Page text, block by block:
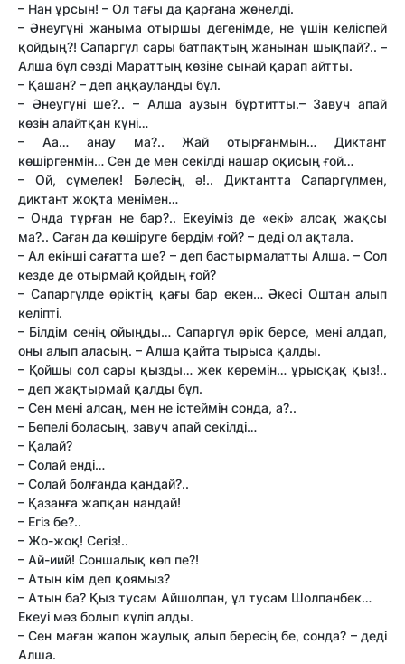
– Нан ұрсын! – Ол тағы да қарғана жөнелді.
– Әнеугүні жаныма отыршы дегенімде, не үшін келіспей
қойдың?! Сапаргүл сары батпақтың жанынан шықпай?.. –
Алша бұл сөзді Марат­тың көзіне сынай қарап айт­ты.
– Қашан? – деп аңқауланды бұл.
– Әнеугүні ше?.. – Алша аузын бұртит­ты.– Завуч апай
көзін алайтқан күні…
– Аа… анау ма?.. Жай отырғанмын… Диктант
көшіргенмін… Сен де мен секілді нашар оқисың ғой…
– Ой, сүмелек! Бәлесің, ә!.. Диктант­та Сапаргүлмен,
диктант жоқта менімен…
– Онда тұрған не бар?.. Екеуіміз де «екі» алсақ жақсы
ма?.. Саған да көшіруге бердім ғой? – деді ол ақтала.
– Ал екінші сағат­та ше? – деп бастырмалат­ты Алша. – Сол
кез­де де отырмай қойдың ғой?
– Сапаргүлде өріктің қағы бар екен… Әкесі Оштан алып
келіпті.
– Білдім сенің ойыңды… Сапаргүл өрік берсе, мені алдап,
оны алып аласың. – Алша қайта тырыса қалды.
– Қойшы сол сары қызды… жек көремін… ұрысқақ қыз!..
– деп жақтырмай қалды бұл.
– Сен мені алсаң, мен не істеймін сонда, а?..
– Бөпелі боласың, завуч апай секілді…
– Қалай?
– Солай енді…
– Солай болғанда қандай?..
– Қазанға жапқан нандай!
– Егіз бе?..
– Жо-жоқ! Сегіз!..
– Ай-иий! Соншалық көп пе?!
– Атын кім деп қоямыз?
– Атын ба? Қыз тусам Айшолпан, ұл тусам Шолпанбек…
Екеуі мәз болып күліп алды.
– Сен маған жапон жаулық алып бересің бе, сонда? – деді
Алша.